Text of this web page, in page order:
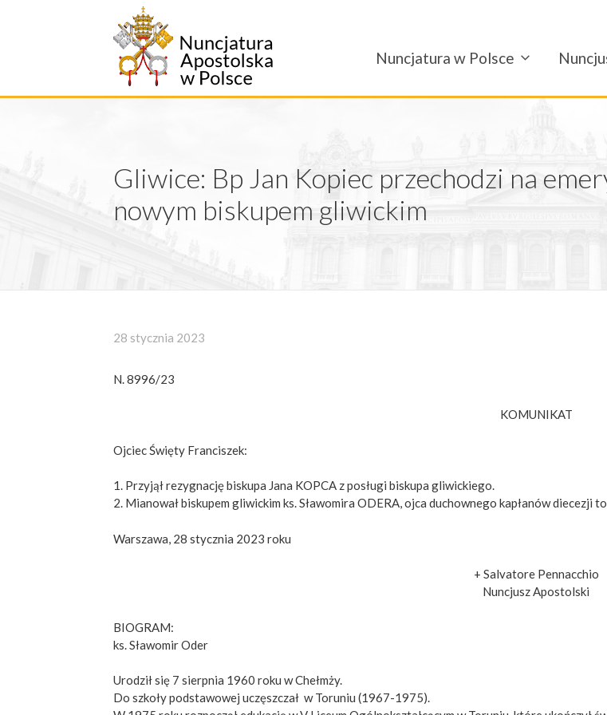
Nuncjatura w Polsce
Gliwice: Bp Jan Kopiec przechodzi na
nowym biskupem gliwickim
28 stycznia 2023
N. 8996/23
KOMUNIKAT
Ojciec Święty Franciszek:
1. Przyjął rezygnację biskupa Jana KOPCA z posługi biskupa gliwickiego.
2. Mianował biskupem gliwickim ks. Sławomira ODERA, ojca duchownego kapłanów diecezji
Warszawa, 28 stycznia 2023 roku
+ Salvatore Pennacchio
Nuncjusz Apostolski
BIOGRAM:
ks. Sławomir Oder
Urodził się 7 sierpnia 1960 roku w Chełmży.
Do szkoły podstawowej uczęszczał w Toruniu (1967-1975).